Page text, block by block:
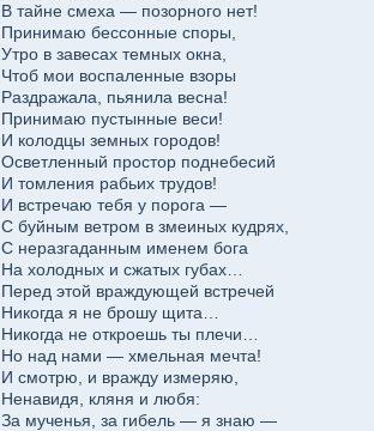
В тайне смеха — позорного нет!
Принимаю бессонные споры,
Утро в завесах темных окна,
Чтоб мои воспаленные взоры
Раздражала, пьянила весна!
Принимаю пустынные веси!
И колодцы земных городов!
Осветленный простор поднебесий
И томления рабьих трудов!
И встречаю тебя у порога —
С буйным ветром в змеиных кудрях,
С неразгаданным именем бога
На холодных и сжатых губах…
Перед этой враждующей встречей
Никогда я не брошу щита…
Никогда не откроешь ты плечи…
Но над нами — хмельная мечта!
И смотрю, и вражду измеряю,
Ненавидя, кляня и любя:
За мученья, за гибель — я знаю —